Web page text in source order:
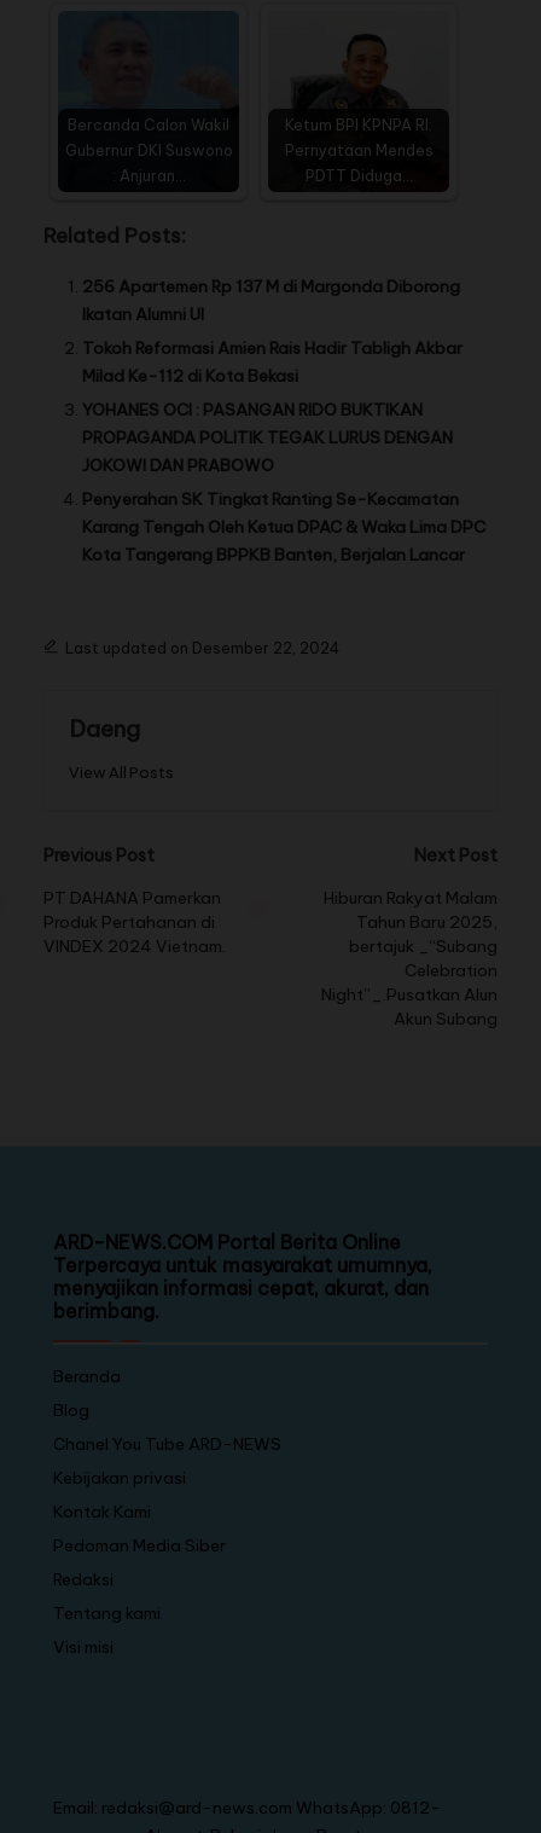
Bercanda Calon Wakil
Gubernur DKI Suswono
: Anjuran…
Ketum BPI KPNPA RI:
Pernyataan Mendes
PDTT Diduga…
Related Posts:
256 Apartemen Rp 137 M di Margonda Diborong
Ikatan Alumni UI
Tokoh Reformasi Amien Rais Hadir Tabligh Akbar
Milad Ke-112 di Kota Bekasi
YOHANES OCI : PASANGAN RIDO BUKTIKAN
PROPAGANDA POLITIK TEGAK LURUS DENGAN
JOKOWI DAN PRABOWO
Penyerahan SK Tingkat Ranting Se-Kecamatan
Karang Tengah Oleh Ketua DPAC & Waka Lima DPC
Kota Tangerang BPPKB Banten, Berjalan Lancar
Last updated on Desember 22, 2024
Daeng
View All Posts
Previous Post
PT DAHANA Pamerkan
Produk Pertahanan di
VINDEX 2024 Vietnam.
Next Post
Hiburan Rakyat Malam
Tahun Baru 2025,
bertajuk _“Subang
Celebration
Night”_.Pusatkan Alun
Akun Subang
ARD-NEWS.COM Portal Berita Online
Terpercaya untuk masyarakat umumnya,
menyajikan informasi cepat, akurat, dan
berimbang.
Beranda
Blog
Chanel You Tube ARD-NEWS
Kebijakan privasi
Kontak Kami
Pedoman Media Siber
Redaksi
Tentang kami
Visi misi
Email: redaksi@ard-news.com WhatsApp: 0812-